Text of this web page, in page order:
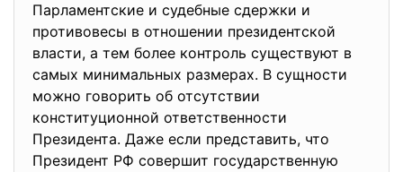
Парламентские и судебные сдержки и
противовесы в отношении президентской
власти, а тем более контроль существуют в
самых минимальных размерах. В сущности
можно говорить об отсутствии
конституционной ответственности
Президента. Даже если представить, что
Президент РФ совершит государственную